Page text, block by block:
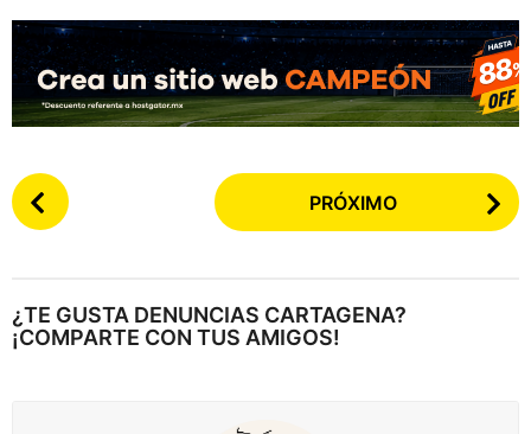
P
o
e
a
PRÓXIMO
¿TE GUSTA DENUNCIAS CARTAGENA?
¡COMPARTE CON TUS AMIGOS!